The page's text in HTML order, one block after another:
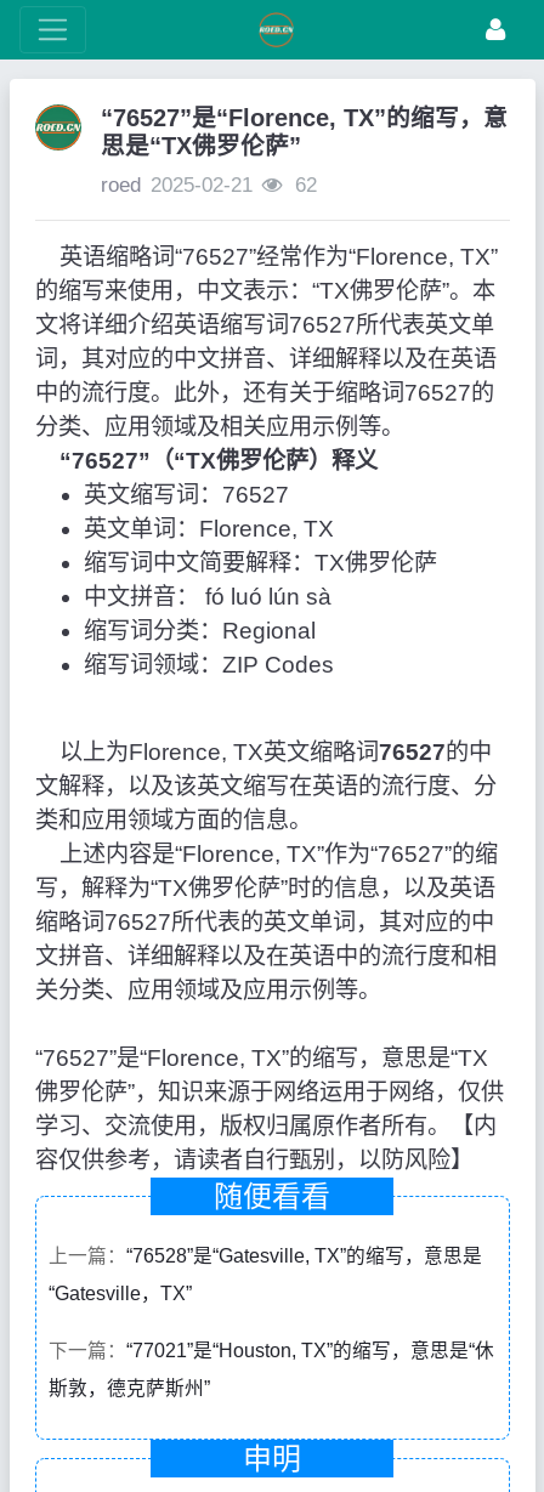
“76527”是“Florence, TX”的缩写，意
思是“TX佛罗伦萨”
roed 2025-02-21 62
英语缩略词“76527”经常作为“Florence, TX”
的缩写来使用，中文表示：“TX佛罗伦萨”。本
文将详细介绍英语缩写词76527所代表英文单
词，其对应的中文拼音、详细解释以及在英语
中的流行度。此外，还有关于缩略词76527的
分类、应用领域及相关应用示例等。
“76527”（“TX佛罗伦萨）释义
英文缩写词：76527
英文单词：Florence, TX
缩写词中文简要解释：TX佛罗伦萨
中文拼音： fó luó lún sà
缩写词分类：Regional
缩写词领域：ZIP Codes
以上为Florence, TX英文缩略词76527的中
文解释，以及该英文缩写在英语的流行度、分
类和应用领域方面的信息。
上述内容是“Florence, TX”作为“76527”的缩
写，解释为“TX佛罗伦萨”时的信息，以及英语
缩略词76527所代表的英文单词，其对应的中
文拼音、详细解释以及在英语中的流行度和相
关分类、应用领域及应用示例等。
“76527”是“Florence, TX”的缩写，意思是“TX
佛罗伦萨”，知识来源于网络运用于网络，仅供
学习、交流使用，版权归属原作者所有。【内
容仅供参考，请读者自行甄别，以防风险】
随便看看
上一篇： “76528”是“Gatesville, TX”的缩写，意思是
“Gatesville，TX”
下一篇： “77021”是“Houston, TX”的缩写，意思是“休
斯敦，德克萨斯州”
申明